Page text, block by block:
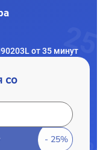
от 35 минут
со